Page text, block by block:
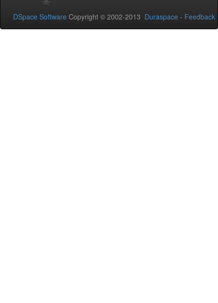
DSpace Software Copyright © 2002-2013 Duraspace - Feedback